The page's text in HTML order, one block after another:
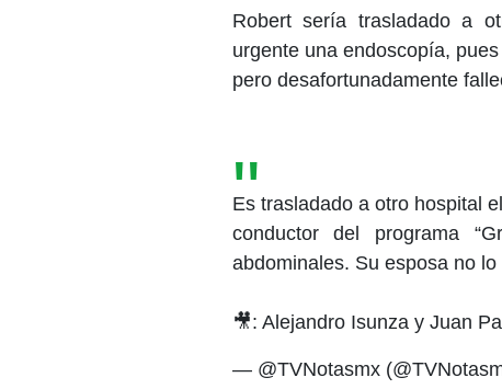
Robert sería trasladado a
urgente una endoscopía,
pero desafortunadamente
Es trasladado a otro hospital
conductor del programa
abdominales. Su esposa no
🎥: Alejandro Isunza y Juan
— @TVNotasmx